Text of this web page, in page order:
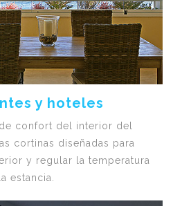
y hoteles
confort del interior del
cortinas diseñadas para
y regular la temperatura
estancia.